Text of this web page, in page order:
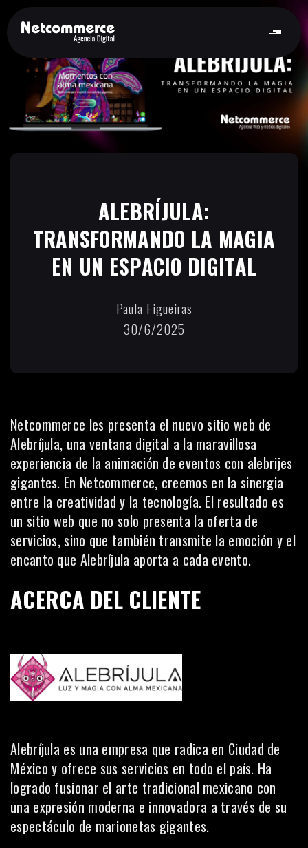
ALEBRÍJULA:
TRANSFORMANDO LA MAGIA
EN UN ESPACIO DIGITAL
Paula Figueiras
30/6/2025
Netcommerce les presenta el nuevo sitio web de
Alebríjula, una ventana digital a la maravillosa
experiencia de la animación de eventos con alebrijes
gigantes. En Netcommerce, creemos en la sinergia
entre la creatividad y la tecnología. El resultado es
un sitio web que no solo presenta la oferta de
servicios, sino que también transmite la emoción y el
encanto que Alebríjula aporta a cada evento.
ACERCA DEL CLIENTE
Alebríjula es una empresa que radica en Ciudad de
México y ofrece sus servicios en todo el país. Ha
logrado fusionar el arte tradicional mexicano con
una expresión moderna e innovadora a través de su
espectáculo de marionetas gigantes.